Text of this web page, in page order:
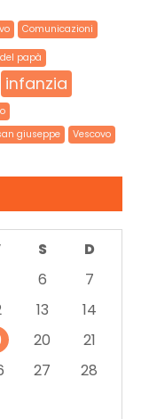
Comunicazioni
papà
infanzia
giuseppe Vescovo
S
D
6
7
13
14
20
21
27
28